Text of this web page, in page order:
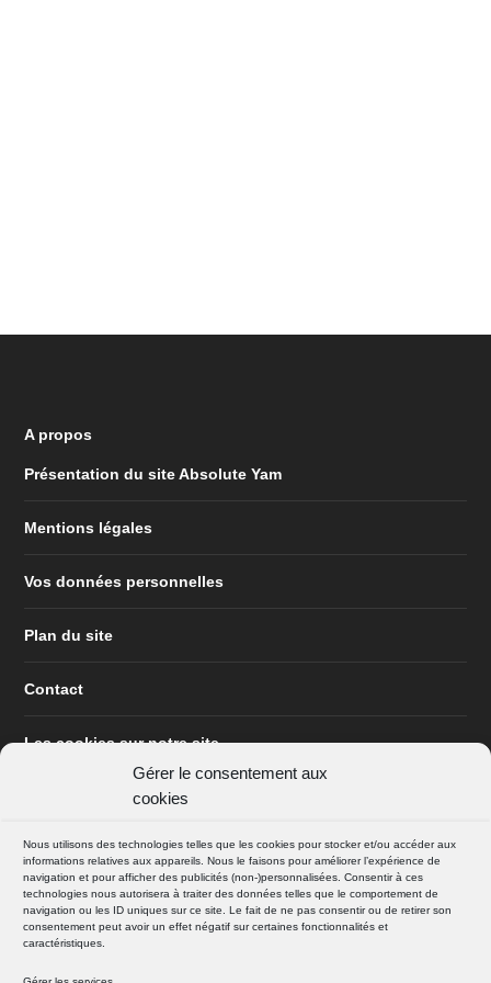
Gérer le consentement aux
cookies
Nous utilisons des technologies telles que les cookies pour stocker et/ou accéder aux
informations relatives aux appareils. Nous le faisons pour améliorer l’expérience de
navigation et pour afficher des publicités (non-)personnalisées. Consentir à ces
technologies nous autorisera à traiter des données telles que le comportement de
navigation ou les ID uniques sur ce site. Le fait de ne pas consentir ou de retirer son
consentement peut avoir un effet négatif sur certaines fonctionnalités et
caractéristiques.
A propos
Présentation du site Absolute Yam
Mentions légales
Vos données personnelles
Plan du site
Contact
Les cookies sur notre site
SUIVEZ NOUS